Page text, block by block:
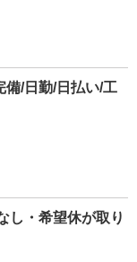
備/日勤/日払い/工
し・希望休が取り